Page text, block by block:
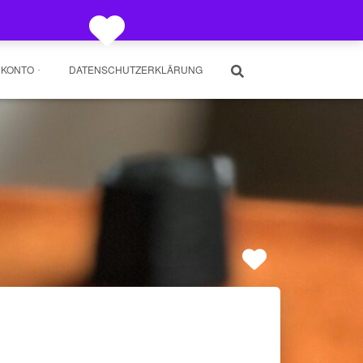
DATENSCHUTZERKLÄRUNG